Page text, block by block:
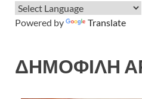
Powered by Translate
ΔΗΜΟΦΙΛΗ